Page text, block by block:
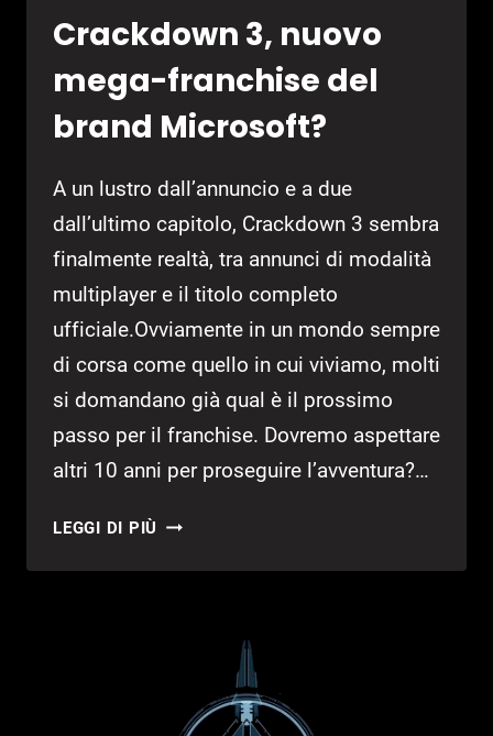
Crackdown 3, nuovo
mega-franchise del
brand Microsoft?
A un lustro dall’annuncio e a due
dall’ultimo capitolo, Crackdown 3 sembra
finalmente realtà, tra annunci di modalità
multiplayer e il titolo completo
ufficiale.Ovviamente in un mondo sempre
di corsa come quello in cui viviamo, molti
si domandano già qual è il prossimo
passo per il franchise. Dovremo aspettare
altri 10 anni per proseguire l’avventura?…
LEGGI DI PIÙ CRACKDOWN
MICROSOFT?